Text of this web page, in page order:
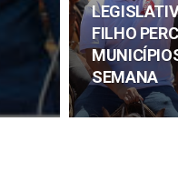
FILHO
SEMANA